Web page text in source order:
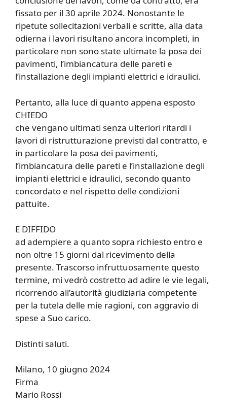
fissato per il 30 aprile 2024. Nonostante le
ripetute sollecitazioni verbali e scritte, alla data
odierna i lavori risultano ancora incompleti, in
particolare non sono state ultimate la posa dei
pavimenti, l’imbiancatura delle pareti e
l’installazione degli impianti elettrici e idraulici.
Pertanto, alla luce di quanto appena esposto
CHIEDO
che vengano ultimati senza ulteriori ritardi i
lavori di ristrutturazione previsti dal contratto, e
in particolare la posa dei pavimenti,
l’imbiancatura delle pareti e l’installazione degli
impianti elettrici e idraulici, secondo quanto
concordato e nel rispetto delle condizioni
pattuite.
E DIFFIDO
ad adempiere a quanto sopra richiesto entro e
non oltre 15 giorni dal ricevimento della
presente. Trascorso infruttuosamente questo
termine, mi vedrò costretto ad adire le vie legali,
ricorrendo all’autorità giudiziaria competente
per la tutela delle mie ragioni, con aggravio di
spese a Suo carico.
Distinti saluti.
Milano, 10 giugno 2024
Firma
Mario Rossi